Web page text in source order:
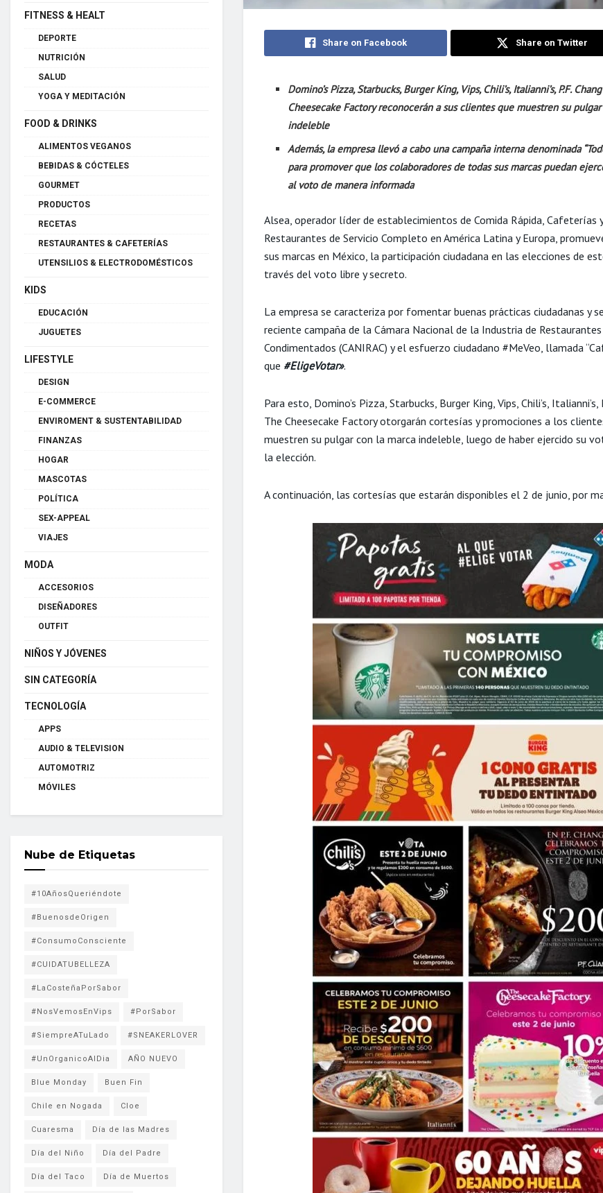
Share on Facebook Share on Twitter
Domino’s Pizza, Starbucks, Burger King, Vips, Chili’s, Italianni’s, P.F.
Cheesecake Factory reconocerán a sus clientes que muestren su
indeleble
Además, la empresa llevó a cabo una campaña interna denominada
para promover que los colaboradores de todas sus marcas puedan
al voto de manera informada
Alsea, operador líder de establecimientos de Comida Rápida, Cafeterías y
Restaurantes de Servicio Completo en América Latina y Europa,
sus marcas en México, la participación ciudadana en las elecciones de
través del voto libre y secreto.
La empresa se caracteriza por fomentar buenas prácticas ciudadanas y
reciente campaña de la Cámara Nacional de la Industria de
Condimentados (CANIRAC) y el esfuerzo ciudadano #MeVeo, llamada
que #EligeVotar».
Para esto, Domino’s Pizza, Starbucks, Burger King, Vips, Chili’s, Italianni’s,
The Cheesecake Factory otorgarán cortesías y promociones a los
muestren su pulgar con la marca indeleble, luego de haber ejercido su
la elección.
A continuación, las cortesías que estarán disponibles el 2 de junio, por
FITNESS & HEALT
DEPORTE
NUTRICIÓN
SALUD
YOGA Y MEDITACIÓN
FOOD & DRINKS
ALIMENTOS VEGANOS
BEBIDAS & CÓCTELES
GOURMET
PRODUCTOS
RECETAS
RESTAURANTES & CAFETERÍAS
UTENSILIOS & ELECTRODOMÉSTICOS
KIDS
EDUCACIÓN
JUGUETES
LIFESTYLE
DESIGN
E-COMMERCE
ENVIROMENT & SUSTENTABILIDAD
FINANZAS
HOGAR
MASCOTAS
POLÍTICA
SEX-APPEAL
VIAJES
MODA
ACCESORIOS
DISEÑADORES
OUTFIT
NIÑOS Y JÓVENES
SIN CATEGORÍA
TECNOLOGÍA
APPS
AUDIO & TELEVISION
AUTOMOTRIZ
MÓVILES
Nube de Etiquetas
#10AñosQueriéndote
#BuenosdeOrigen
#ConsumoConsciente
#CUIDATUBELLEZA
#LaCosteñaPorSabor
#NosVemosEnVips #PorSabor
#SiempreATuLado #SNEAKERLOVER
#UnOrganicoAlDia AÑO NUEVO
Blue Monday Buen Fin
Chile en Nogada Cloe
Cuaresma Día de las Madres
Día del Niño Día del Padre
Día del Taco Día de Muertos